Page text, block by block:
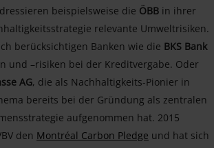
beispielsweise die ÖBB in ihrer
relevante Umweltrisiken.
berücksichtigen Banken wie die BKS Bank
und –risiken bei der Kreditvergabe. Oder
AG, die als Nachhaltigkeits-Pionier in
bereits bei der Gründung als zentralen
aufgenommen hat. 2015
den Montréal Carbon Pledge und hat sich